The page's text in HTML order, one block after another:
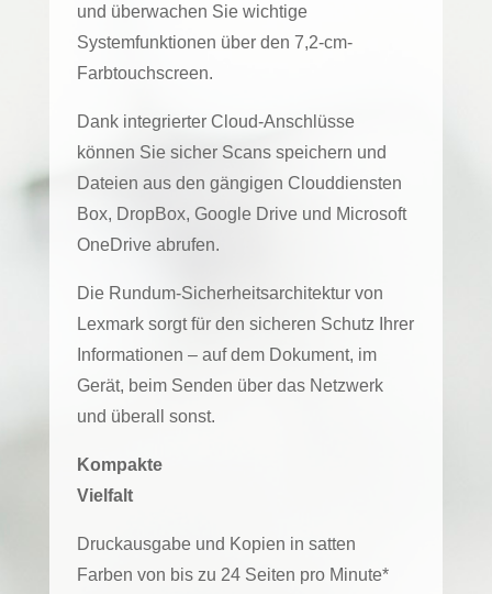
und überwachen Sie wichtige
Systemfunktionen über den 7,2-cm-
Farbtouchscreen.
Dank integrierter Cloud-Anschlüsse
können Sie sicher Scans speichern und
Dateien aus den gängigen Clouddiensten
Box, DropBox, Google Drive und Microsoft
OneDrive abrufen.
Die Rundum-Sicherheitsarchitektur von
Lexmark sorgt für den sicheren Schutz Ihrer
Informationen – auf dem Dokument, im
Gerät, beim Senden über das Netzwerk
und überall sonst.
Kompakte
Vielfalt
Druckausgabe und Kopien in satten
Farben von bis zu 24 Seiten pro Minute*